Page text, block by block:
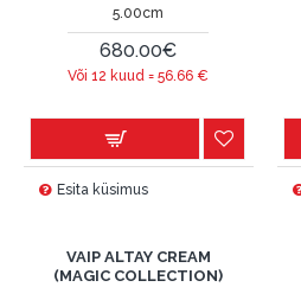
5.00cm
680.00€
Või 12 kuud =56.66 €
Esita küsimus
VAIP ALTAY CREAM
(MAGIC COLLECTION)